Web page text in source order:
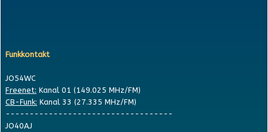
Funkkontakt
JO54WC
Freenet: Kanal 01 (149.025 MHz/FM)
CB-Funk: Kanal 33 (27.335 MHz/FM)
-----------------------------------
JO40AJ